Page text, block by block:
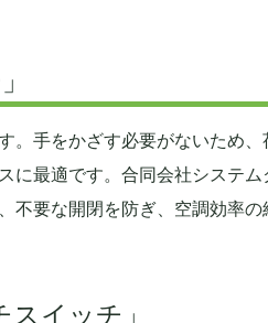
。手をかざす必要がないため
に最適です。合同会社システム
不要な開閉を防ぎ、空調効率の
イッチ」